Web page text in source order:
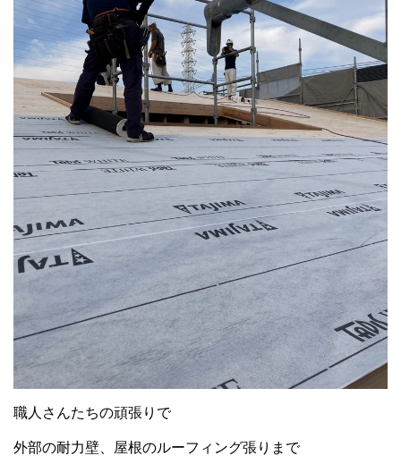
職人さんたちの頑張りで
外部の耐力壁、屋根のルーフィング張りまで